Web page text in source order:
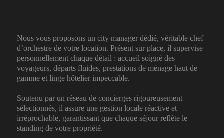
Nous vous proposons un city manager dédié, véritable chef
d’orchestre de votre location. Présent sur place, il supervise
personnellement chaque détail : accueil soigné des
voyageurs, départs fluides, prestations de ménage haut de
gamme et linge hôtelier impeccable.
Soutenu par un réseau de concierges rigoureusement
sélectionnés, il assure une gestion locale réactive et
irréprochable, garantissant que chaque séjour reflète le
standing de votre propriété.